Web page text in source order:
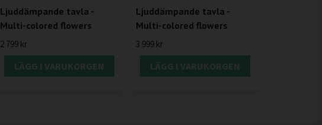
Ljuddämpande tavla -
Multi-colored flowers
2 799 kr
LÄGG I VARUKORGEN
Ljuddämpande tavla -
Multi-colored flowers
3 999 kr
LÄGG I VARUKORGEN